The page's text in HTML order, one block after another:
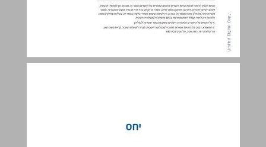
יחס ... 3